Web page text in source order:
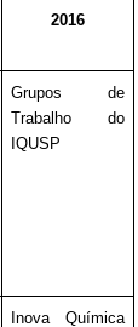
2016
Grupos de
Trabalho do
IQUSP
Inova Química